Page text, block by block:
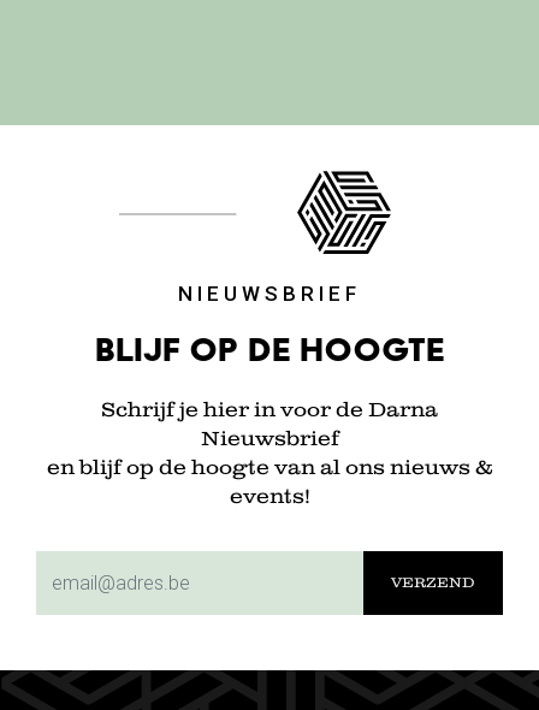
NIEUWSBRIEF
Blijf op de hoogte
Schrijf je hier in voor de Darna
Nieuwsbrief
en blijf op de hoogte van al ons nieuws &
events!